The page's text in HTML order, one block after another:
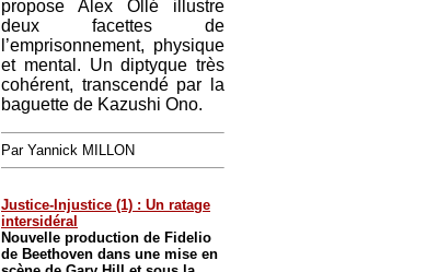
propose Alex Ollé illustre
deux facettes de
l’emprisonnement, physique
et mental. Un diptyque très
cohérent, transcendé par la
baguette de Kazushi Ono.
Par Yannick MILLON
Justice-Injustice (1) : Un ratage
intersidéral
Nouvelle production de Fidelio
de Beethoven dans une mise en